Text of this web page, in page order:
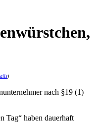
)
nach §19 (1)
Tag“ haben dauerhaft